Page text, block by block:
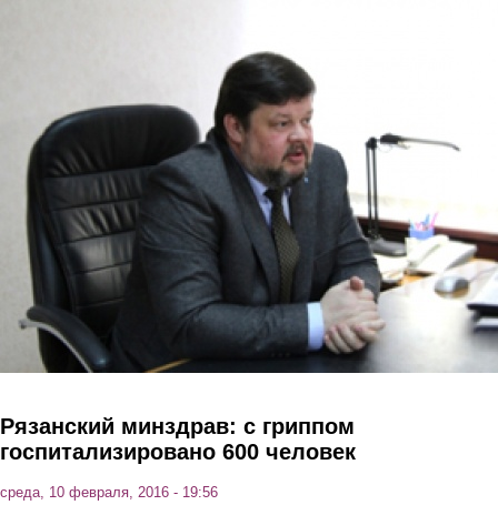
Рязанский минздрав: с гриппом
госпитализировано 600 человек
среда, 10 февраля, 2016 - 19:56